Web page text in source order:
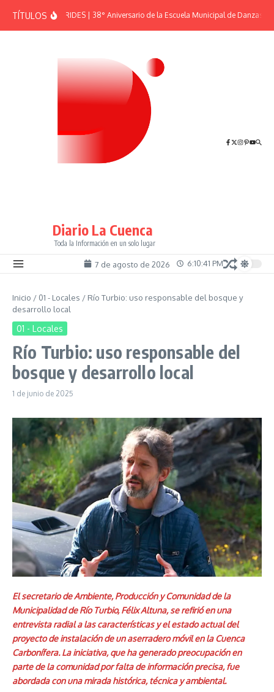
TÍTULOSEFEMÉRIDES | 38° Aniversario de la Escuela Municipal de Danzas “El
Diario La Cuenca
Toda la Información en un solo lugar
7 de agosto de 2026 6:10:41 PM
Inicio / 01 - Locales / Río Turbio: uso responsable del bosque y
desarrollo local
01 - Locales
Río Turbio: uso responsable del
bosque y desarrollo local
1 de junio de 2025
El secretario de Ambiente, Producción y Comunidad de la
Municipalidad de Río Turbio, Félix Altuna, se refirió en una
entrevista radial a las características y el estado actual del
proyecto de instalación de un aserradero móvil en la Cuenca
Carbonífera. La iniciativa, que ha generado preocupación en
parte de la comunidad por falta de información precisa, fue
abordada con una mirada histórica, técnica y ambiental.